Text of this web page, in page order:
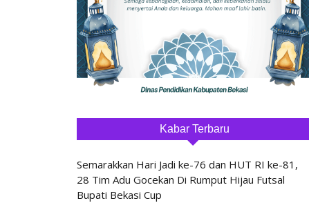
Kabar Terbaru
Semarakkan Hari Jadi ke-76 dan HUT RI ke-81,
28 Tim Adu Gocekan Di Rumput Hijau Futsal
Bupati Bekasi Cup